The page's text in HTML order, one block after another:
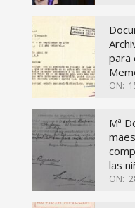
para
ON:
Mª
las
ON: